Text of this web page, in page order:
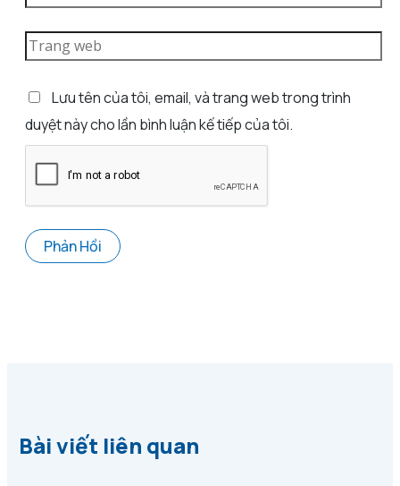
Lưu tên của tôi, email, và trang web trong trình
duyệt này cho lần bình luận kế tiếp của tôi.
Bài viết liên quan